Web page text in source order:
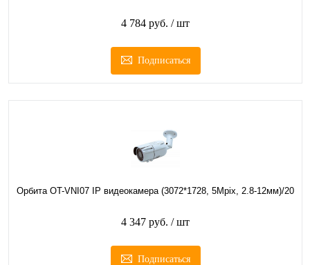
4 784 руб. / шт
Подписаться
Орбита OT-VNI07 IP видеокамера (3072*1728, 5Mpix, 2.8-12мм)/20
4 347 руб. / шт
Подписаться